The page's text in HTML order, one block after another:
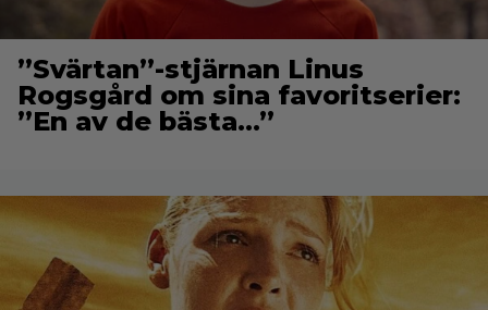
”Svärtan”-stjärnan Linus
Rogsgård om sina favoritserier:
”En av de bästa…”